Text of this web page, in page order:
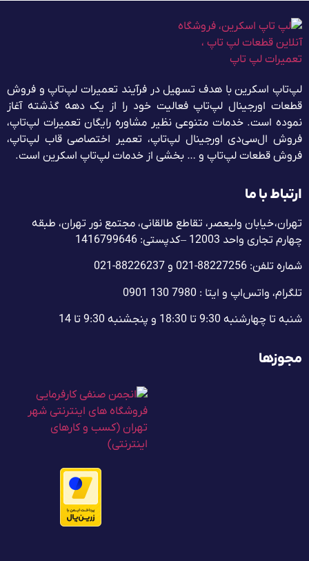
لپ‌تاپ اسکرین با هدف تسهیل در فرآیند تعمیرات لپ‌تاپ و فروش
قطعات اورجینال لپ‌تاپ فعالیت خود را از یک دهه گذشته آغاز
نموده است. خدمات متنوعی نظیر مشاوره رایگان تعمیرات لپ‌تاپ،
فروش ال‌سی‌دی اورجینال لپ‌تاپ، تعمیر اختصاصی قاب لپ‌تاپ،
فروش قطعات لپ‌تاپ و … بخشی از خدمات لپ‌تاپ اسکرین است.
ارتباط با ما
تهران، خیابان ولیعصر، تقاطع طالقانی، مجتمع نور تهران، طبقه
چهارم تجاری واحد 12003 – کدپستی: 1416799646
شماره تلفن: 88227256-021 و 88226237-021
تلگرام، واتس‌اپ و ایتا : 7980 130 0901
شنبه تا چهارشنبه 9:30 تا 18:30 و پنجشنبه‌ 9:30 تا 14
مجوزها